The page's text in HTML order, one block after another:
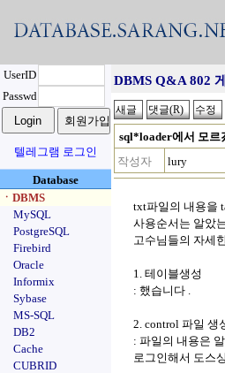
UserID
Passwd
텔레그램 로그인
Database
ㆍDBMS
MySQL
PostgreSQL
Firebird
Oracle
Informix
Sybase
MS-SQL
DB2
Cache
CUBRID
DBMS Q&A 802
sql*loader에서 모르
작성자
lury
txt파일의 내용을
사용순서는 알았
고수님들의 자세
1. 테이블생성
: 했습니다 .
2. control 파일 생
: 파일의 내용은
로그인해서 도스